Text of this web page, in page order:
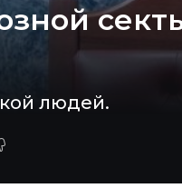
людей.